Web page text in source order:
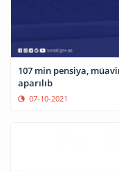
107 min pensiya,
aparılıb
07-10-2021